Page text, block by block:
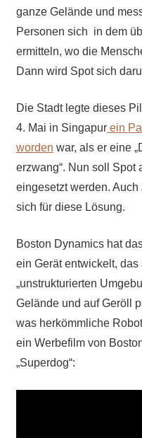
ganze Gelände und
Personen sich in dem
ermitteln, wo die
Dann wird Spot sich
Die Stadt legte dieses
4. Mai in Singapurein
worden war, als er eine
erzwang“. Nun soll Spot
eingesetzt werden.
sich für diese Lösung.
Boston Dynamics hat
ein Gerät entwickelt,
„unstrukturierten
Gelände und auf Geröll
was herkömmliche
ein Werbefilm von
„Superdog“: